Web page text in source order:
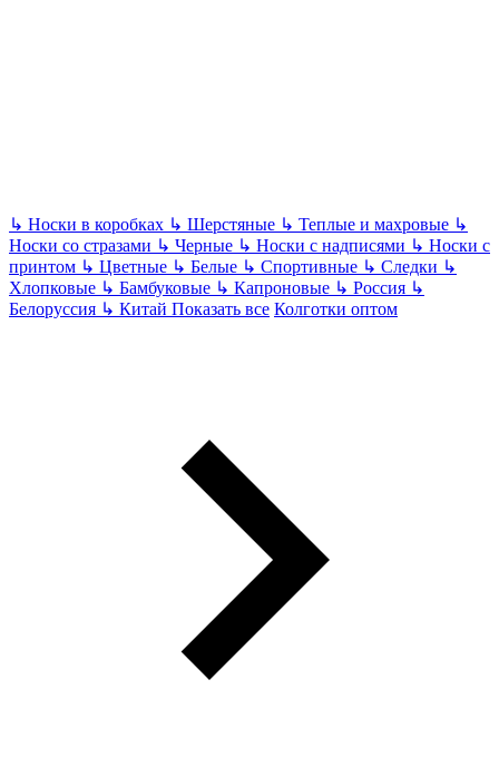
↳ Носки в коробках ↳ Шерстяные ↳ Теплые и махровые ↳
Носки со стразами ↳ Черные ↳ Носки с надписями ↳ Носки с
принтом ↳ Цветные ↳ Белые ↳ Спортивные ↳ Следки ↳
Хлопковые ↳ Бамбуковые ↳ Капроновые ↳ Россия ↳
Белоруссия ↳ Китай Показать все Колготки оптом